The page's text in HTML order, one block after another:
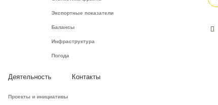
Экспортные показатели
Балансы
Инфраструктура
Погода
Деятельность
Проекты и инициативы
Контакты